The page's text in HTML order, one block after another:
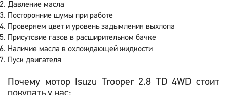
Давление масла
Посторонние шумы при работе
Проверяем цвет и уровень задымления выхлопа
Присутсвие газов в расширительном бачке
Наличие масла в охлождающей жидкости
Пуск двигателя
Почему мотор Isuzu Trooper 2.8 TD 4WD стоит